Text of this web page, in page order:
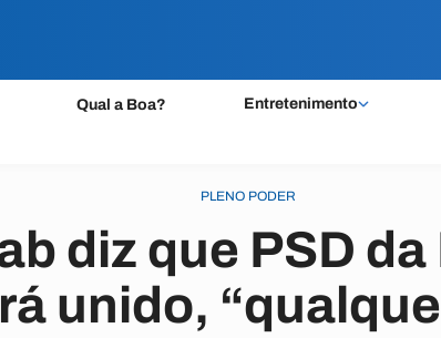
Qual a Boa? Entretenimento
PLENO PODER
diz que PSD
unido,